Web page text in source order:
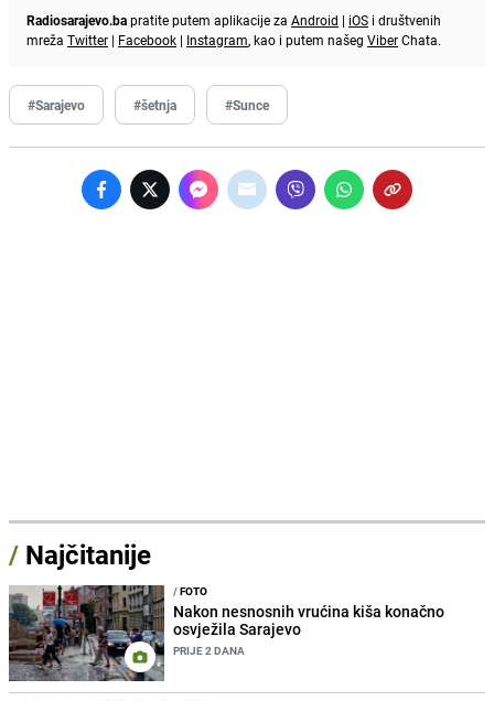
Radiosarajevo.bapratite putem aplikacije za Android | iOS i društvenih
mreža Twitter | Facebook | Instagram, kao i putem našeg ViberChata.
#Sarajevo #šetnja #Sunce
/ Najčitanije
/FOTO
Nakon nesnosnih vrućina kiša konačno
osvježila Sarajevo
PRIJE 2 DANA